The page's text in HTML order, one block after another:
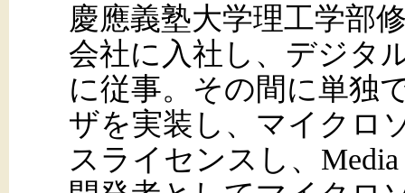
慶應義塾大学理工学部
会社に入社し、デジタ
に従事。その間に単独
ザを実装し、マイクロ
スライセンスし、